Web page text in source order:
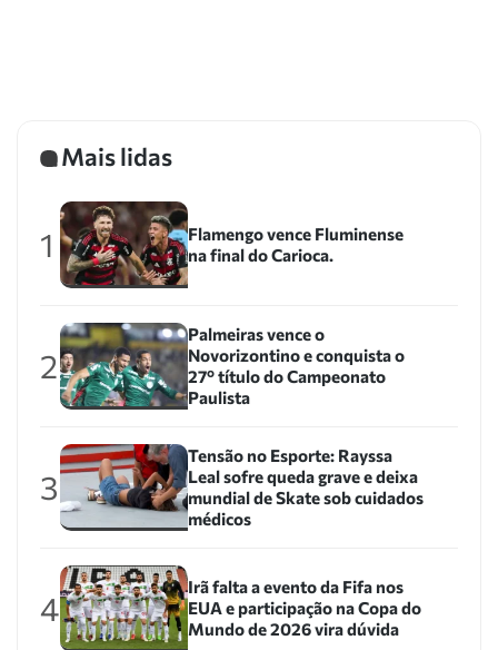
Mais lidas
1
Flamengo vence Fluminense
na final do Carioca.
2
Palmeiras vence o
Novorizontino e conquista o
27º título do Campeonato
Paulista
3
Tensão no Esporte: Rayssa
Leal sofre queda grave e deixa
mundial de Skate sob cuidados
médicos
4
Irã falta a evento da Fifa nos
EUA e participação na Copa do
Mundo de 2026 vira dúvida